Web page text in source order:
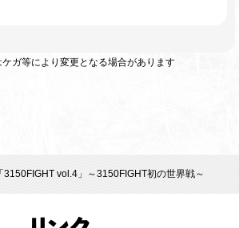
ガ等により変更となる場合があります
「3150FIGHT vol.4」～3150FIGHT初の世界戦～